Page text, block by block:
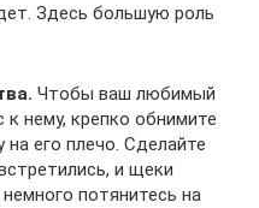
Здесь большую роль
Чтобы ваш любимый
к нему, крепко обнимите
на его плечо. Сделайте
и щеки
потянитесь на